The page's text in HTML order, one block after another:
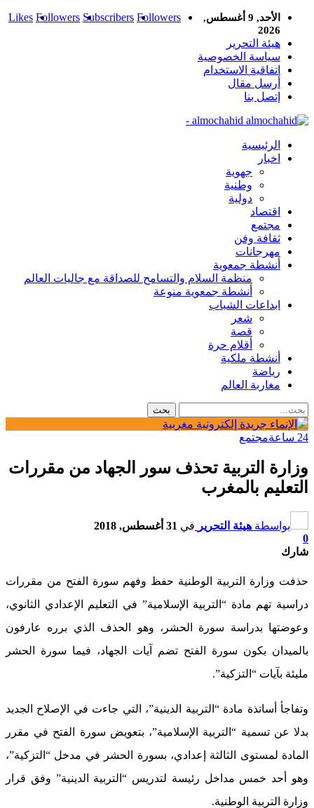
Likes Followers Subscribers Followers
الأحد, 9 أغسطس,
2026
هيئة التحرير
سياسة الخصوصية
اتفاقية الاستخدام
أرسل مقال
إتصل بنا
almochahid -
الرئيسية
اخبار
جهوية
وطنية
دولية
اقتصاد
مجتمع
ثقافة وفن
مهرجانات
أنشطة جمعوية
منظمة السلام والتسامح للصداقة مع جاليات العالم
أنشطة جمعوية منوعة
ابداعات الشباب
شعر
قصة
أقلام حرة
أنشطة ملكية
رياضة
مغاربة العالم
24 ساعة مجتمع
وزارة التربية تحذف سور الجهاد من مقررات
التعليم بالمغرب
بواسطة هيئة التحرير في 31 أغسطس, 2018
0
شارك
حذفت وزارة التربية الوطنية حفظ وفهم سورة الفتح من مقررات
دراسية تهم مادة “التربية الإسلامية” في التعليم الإعدادي الثانوي،
وعوضتها بدراسة سورة الحشر، وهو الحذف الذي برره عارفون
بالميدان بكون سورة الفتح تضم آيات الجهاد، فيما سورة الحشر
مليئة بآيات “التزكية”.
وتفاجأ أساتذة مادة “التربية الدينية”، التي جاءت في الإصلاح الجديد
بدلا عن تسمية “التربية الإسلامية”، بتعويض سورة الفتح في مقرر
المادة لمستوى الثالثة إعدادي، بسورة الحشر في مدخل “التزكية”،
وهو أحد خمس مداخل رئيسة لتدريس “التربية الدينية” وفق قرار
وزارة التربية الوطنية.